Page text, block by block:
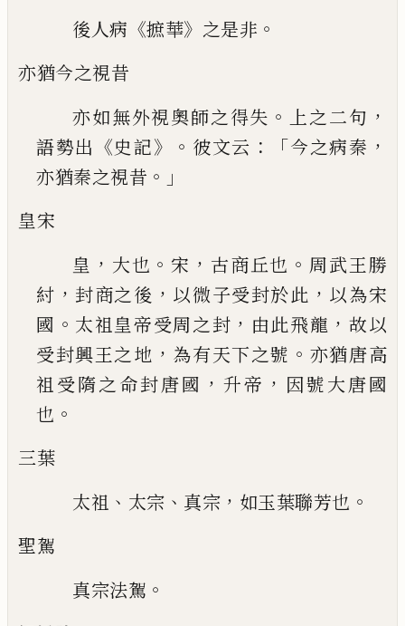
後人病 《摭華》 之是非 。
亦猶今之視昔
亦如無外視奧師之得失 。 上之二句 ，
語勢出 《史記》。 彼文云 ：「今之病秦 ，
亦猶秦之視昔 。」
皇宋
皇 ， 大也 。 宋 ， 古商丘也 。 周武王勝
紂 ， 封商之後 ， 以微子受封於此 ， 以為宋
國 。 太祖皇帝受周之封 ， 由此飛龍 ， 故以
受封興王之地 ， 為有天下之號 。 亦猶唐高
祖受隋之命封唐國 ， 升帝 ， 因號大唐國
也 。
三葉
太祖 、 太宗 、 真宗 ， 如玉葉聯芳也 。
聖駕
真宗法駕 。